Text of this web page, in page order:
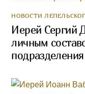
НОВОСТИ
Иерей Сергий
личным
подразделения